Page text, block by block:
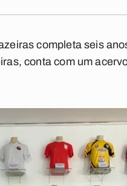
completa seis
conta com um